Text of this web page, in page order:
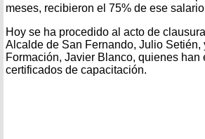
meses, recibieron el 75% de ese
Hoy se ha procedido al acto de
Alcalde de San Fernando, Julio
Formación, Javier Blanco, quienes
certificados de capacitación.